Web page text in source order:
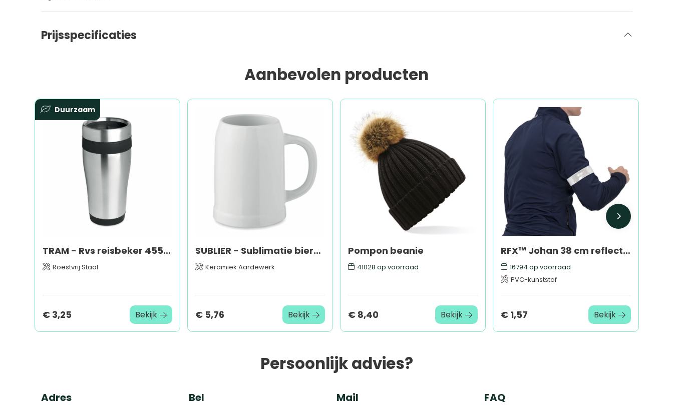
Prijsspecificaties
Aanbevolen producten
Duurzaam
TRAM - Rvs reisbeker 455 ml
Roestvrij Staal
€ 3,25 Bekijk
SUBLIER - Sublimatie bierpul 500 ml
Keramiek Aardewerk
€ 5,76 Bekijk
Pompon beanie
41028 op voorraad
€ 8,40 Bekijk
RFX™ Johan 38 cm reflecterende PVC veiligheids-slapwrap
16794 op voorraad
PVC-kunststof
€ 1,57 Bekijk
Persoonlijk advies?
Adres Bel Mail FAQ